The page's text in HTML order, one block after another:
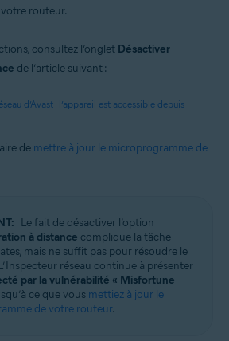
routeur.
consultez l’onglet Désactiver
de l’article suivant :
d’Avast : l’appareil est accessible depuis
de mettre à jour le microprogramme de
Le fait de désactiver l’option
à distance complique la tâche
mais ne suffit pas pour résoudre le
réseau continue à présenter
par la vulnérabilité « Misfortune
ce que vous mettiez à jour le
de votre routeur.